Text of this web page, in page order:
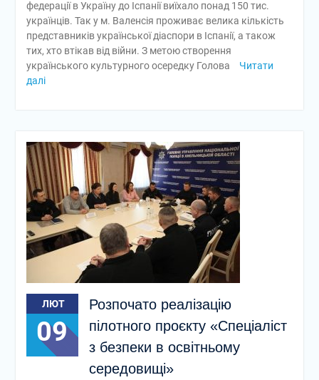
федерації в Україну до Іспанії виїхало понад 150 тис.
українців. Так у м. Валенсія проживає велика кількість
представників української діаспори в Іспанії, а також
тих, хто втікав від війни. З метою створення
українського культурного осередку Голова
Читати
далі
ЛЮТ
09
Розпочато реалізацію
пілотного проєкту «Спеціаліст
з безпеки в освітньому
середовищі»